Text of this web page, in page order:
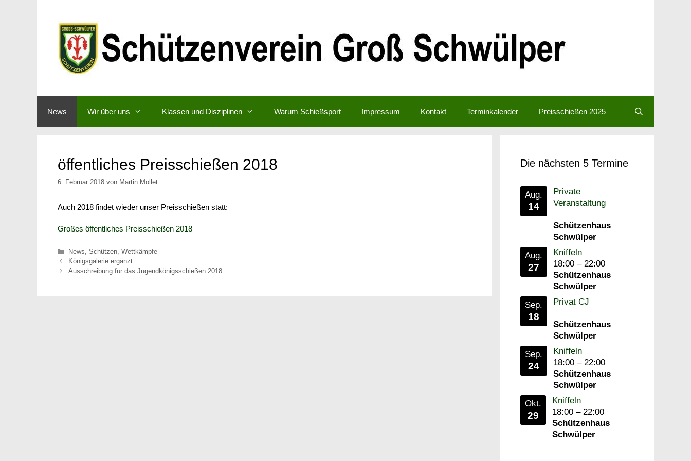
News Wir über uns Klassen und Disziplinen Warum Schießsport Impressum Kontakt Terminkalender Preisschießen 2025
öffentliches Preisschießen 2018
6. Februar 2018 von Martin Mollet
Auch 2018 findet wieder unser Preisschießen statt:
Großes öffentliches Preisschießen 2018
Kategorien
News, Schützen, Wettkämpfe
Königsgalerie ergänzt
Ausschreibung für das Jugendkönigsschießen 2018
Die nächsten 5 Termine
Aug.
14
Private
Veranstaltung
Schützenhaus
Schwülper
Aug.
27
Kniffeln
18:00 – 22:00
Schützenhaus
Schwülper
Sep.
18
Privat CJ
Schützenhaus
Schwülper
Sep.
24
Kniffeln
18:00 – 22:00
Schützenhaus
Schwülper
Okt.
29
Kniffeln
18:00 – 22:00
Schützenhaus
Schwülper